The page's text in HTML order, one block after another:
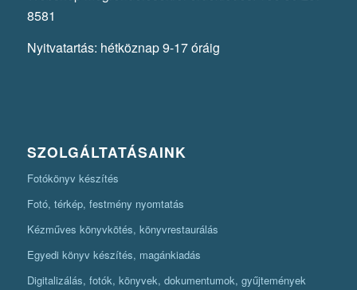
8581
Nyitvatartás: hétköznap 9-17 óráig
SZOLGÁLTATÁSAINK
Fotókönyv készítés
Fotó, térkép, festmény nyomtatás
Kézműves könyvkötés, könyvrestaurálás
Egyedi könyv készítés, magánkiadás
Digitalizálás, fotók, könyvek, dokumentumok, gyűjtemények